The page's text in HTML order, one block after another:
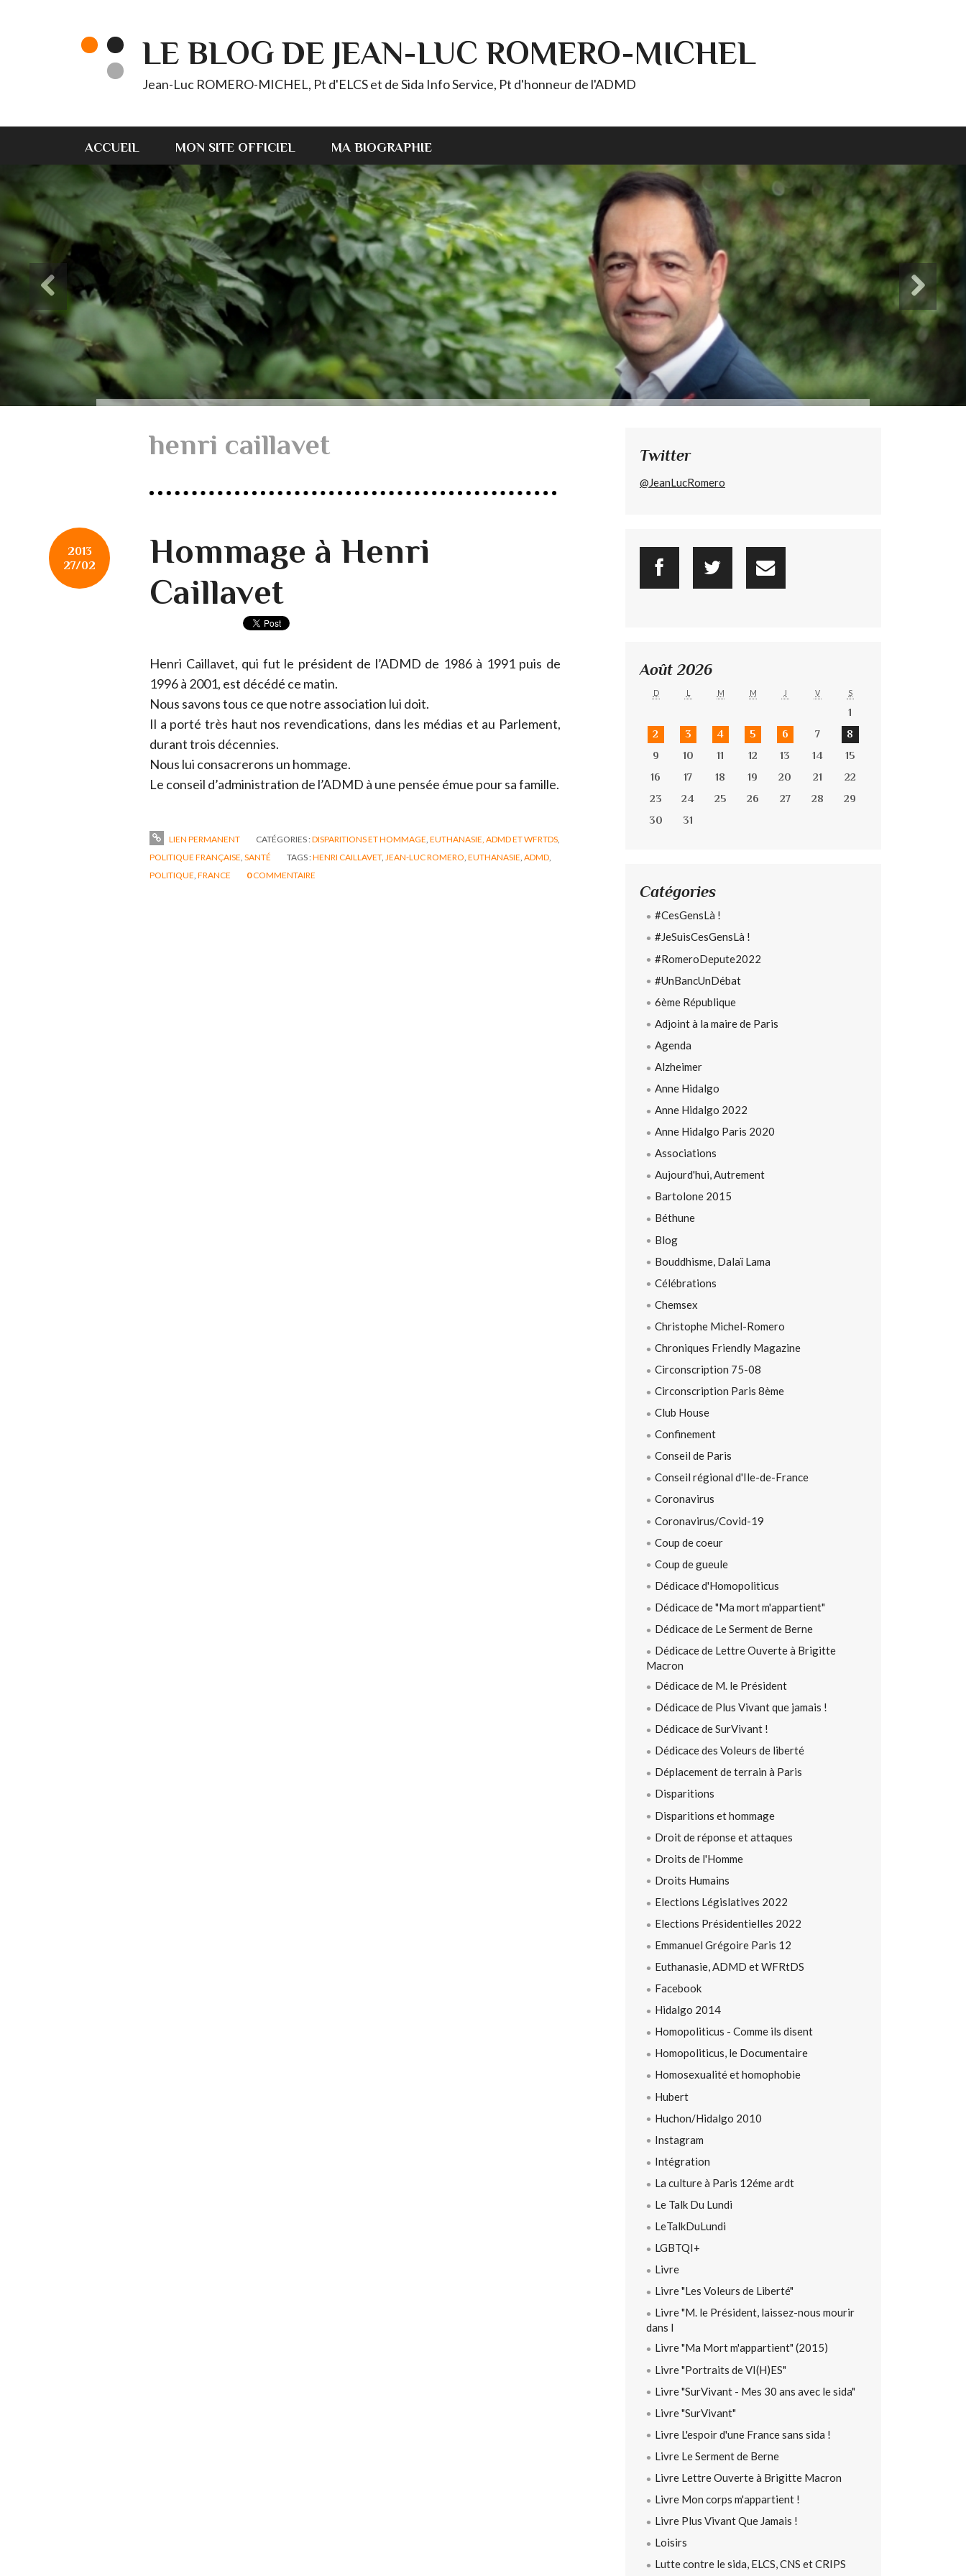
LE BLOG DE JEAN-LUC ROMERO-MICHEL
Jean-Luc ROMERO-MICHEL, Pt d'ELCS et de Sida Info Service, Pt d'honneur de l'ADMD
ACCUEIL MON SITE OFFICIEL MA BIOGRAPHIE
henri caillavet
2013
27/02
Hommage à Henri
Caillavet
Henri Caillavet, qui fut le président de l’ADMD de 1986 à 1991 puis de
1996 à 2001, est décédé ce matin.
Nous savons tous ce que notre association lui doit.
Il a porté très haut nos revendications, dans les médias et au Parlement,
durant trois décennies.
Nous lui consacrerons un hommage.
Le conseil d’administration de l’ADMD à une pensée émue pour sa famille.
LIEN PERMANENT CATÉGORIES :DISPARITIONS ET HOMMAGE EUTHANASIE, ADMD ET WFRTDS
POLITIQUE FRANÇAISE SANTÉ TAGS :HENRI CAILLAVET, JEAN-LUC ROMERO EUTHANASIE ADMD
POLITIQUE FRANCE 0COMMENTAIRE
Twitter
@JeanLucRomero
Août 2026
D L M M J V S
1
2
3 4 5 6 7
8
9
10 11 12 13 14
15
16
17 18 19 20 21
22
23
24 25 26 27 28
29
30
31
Catégories
#CesGensLà !
#JeSuisCesGensLà !
#RomeroDepute2022
#UnBancUnDébat
6ème République
Adjoint à la maire de Paris
Agenda
Alzheimer
Anne Hidalgo
Anne Hidalgo 2022
Anne Hidalgo Paris 2020
Associations
Aujourd'hui, Autrement
Bartolone 2015
Béthune
Blog
Bouddhisme, Dalaï Lama
Célébrations
Chemsex
Christophe Michel-Romero
Chroniques Friendly Magazine
Circonscription 75-08
Circonscription Paris 8ème
Club House
Confinement
Conseil de Paris
Conseil régional d'Ile-de-France
Coronavirus
Coronavirus/Covid-19
Coup de coeur
Coup de gueule
Dédicace d'Homopoliticus
Dédicace de "Ma mort m'appartient"
Dédicace de Le Serment de Berne
Dédicace de Lettre Ouverte à Brigitte
Macron
Dédicace de M. le Président
Dédicace de Plus Vivant que jamais !
Dédicace de SurVivant !
Dédicace des Voleurs de liberté
Déplacement de terrain à Paris
Disparitions
Disparitions et hommage
Droit de réponse et attaques
Droits de l'Homme
Droits Humains
Elections Législatives 2022
Elections Présidentielles 2022
Emmanuel Grégoire Paris 12
Euthanasie, ADMD et WFRtDS
Facebook
Hidalgo 2014
Homopoliticus - Comme ils disent
Homopoliticus, le Documentaire
Homosexualité et homophobie
Hubert
Huchon/Hidalgo 2010
Instagram
Intégration
La culture à Paris 12éme ardt
Le Talk Du Lundi
LeTalkDuLundi
LGBTQI+
Livre
Livre "Les Voleurs de Liberté"
Livre "M. le Président, laissez-nous mourir
dans l
Livre "Ma Mort m'appartient" (2015)
Livre "Portraits de VI(H)ES"
Livre "SurVivant - Mes 30 ans avec le sida"
Livre "SurVivant"
Livre L'espoir d'une France sans sida !
Livre Le Serment de Berne
Livre Lettre Ouverte à Brigitte Macron
Livre Mon corps m'appartient !
Livre Plus Vivant Que Jamais !
Loisirs
Lutte contre le sida, ELCS, CNS et CRIPS